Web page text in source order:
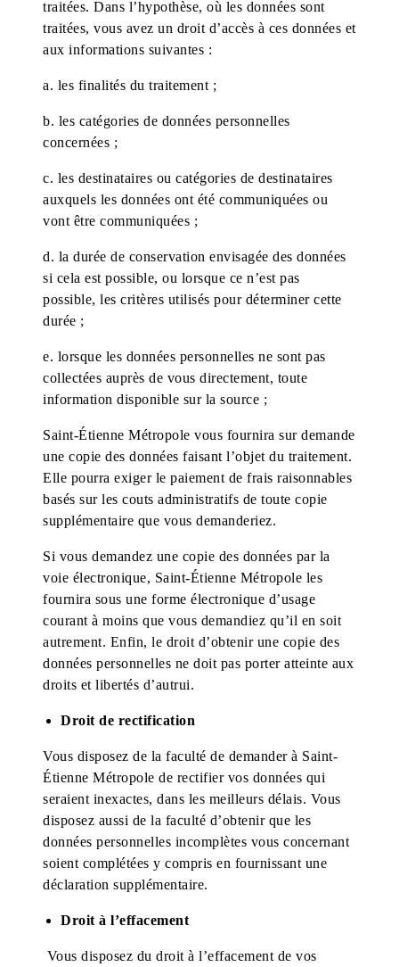
traitées. Dans l’hypothèse, où les données sont
traitées, vous avez un droit d’accès à ces données et
aux informations suivantes :
a. les finalités du traitement ;
b. les catégories de données personnelles
concernées ;
c. les destinataires ou catégories de destinataires
auxquels les données ont été communiquées ou
vont être communiquées ;
d. la durée de conservation envisagée des données
si cela est possible, ou lorsque ce n’est pas
possible, les critères utilisés pour déterminer cette
durée ;
e. lorsque les données personnelles ne sont pas
collectées auprès de vous directement, toute
information disponible sur la source ;
Saint-Étienne Métropole vous fournira sur demande
une copie des données faisant l’objet du traitement.
Elle pourra exiger le paiement de frais raisonnables
basés sur les couts administratifs de toute copie
supplémentaire que vous demanderiez.
Si vous demandez une copie des données par la
voie électronique, Saint-Étienne Métropole les
fournira sous une forme électronique d’usage
courant à moins que vous demandiez qu’il en soit
autrement. Enfin, le droit d’obtenir une copie des
données personnelles ne doit pas porter atteinte aux
droits et libertés d’autrui.
Droit de rectification
Vous disposez de la faculté de demander à Saint-
Étienne Métropole de rectifier vos données qui
seraient inexactes, dans les meilleurs délais. Vous
disposez aussi de la faculté d’obtenir que les
données personnelles incomplètes vous concernant
soient complétées y compris en fournissant une
déclaration supplémentaire.
Droit à l’effacement
Vous disposez du droit à l’effacement de vos